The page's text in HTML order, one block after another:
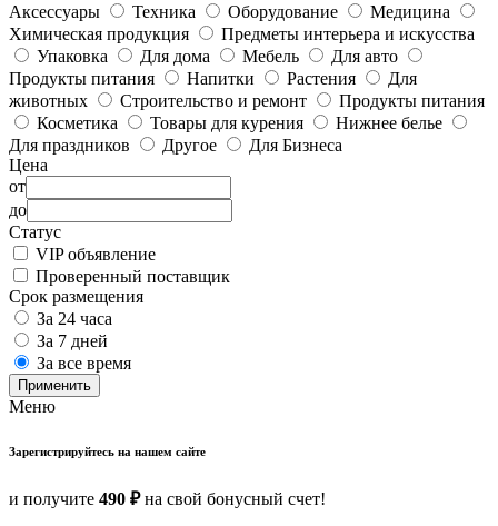
Аксессуары
Техника Оборудование
Медицина
Химическая продукция
Предметы интерьера и искусства
Упаковка
Для дома Мебель
Для авто
Продукты питания
Напитки Растения
Для
животных
Строительство и ремонт
Продукты питания
Косметика
Товары для курения
Нижнее белье
Для праздников
Другое
Для Бизнеса
Цена
от
до
Статус
VIP объявление
Проверенный поставщик
Срок размещения
За 24 часа
За 7 дней
За все время
Применить
Меню
Зарегистрируйтесь на нашем сайте
и получите 490 ₽на свой бонусный счет!